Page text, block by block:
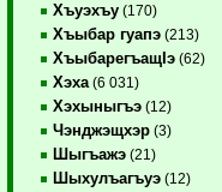
Хъуэхъу (170)
Хъыбар гуапэ (213)
ХъыбарегъащIэ (62)
Хэха (6 031)
Хэхыныгъэ (12)
Чэнджэщхэр (3)
Шыгъажэ (21)
Шыхулъагъуэ (12)